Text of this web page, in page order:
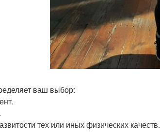
ваш выбор:
тех или иных физических качеств.